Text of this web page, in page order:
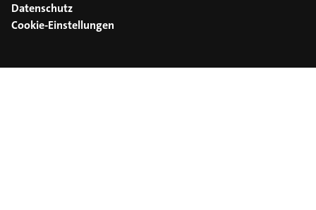
Datenschutz
Cookie-Einstellungen